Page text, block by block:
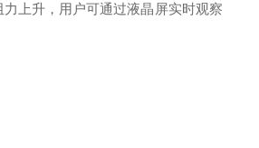
上升，用户可通过液晶屏实时观察